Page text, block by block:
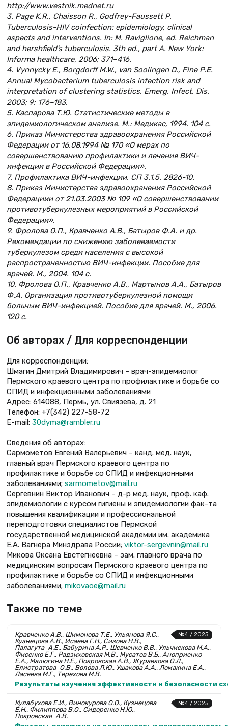
http://www.vestnik.mednet.ru
3. Page K.R., Chaisson R., Godfrey-Faussett P.
Tuberculosis-HIV coinfection: epidemiology, clinical
aspects and interventions. In: M. Raviglione, ed. Reichman
and hershfield’s tuberculosis. 3th ed., part A. New York:
Informa healthcare, 2006; 371–416.
4. Vynnycky E., Borgdorff M.W., van Soolingen D., Fine P.E.
Annual Mycobacterium tuberculosis infection risk and
interpretation of clustering statistics. Emerg. Infect. Dis.
2003; 9: 176–183.
5. Каспарова Т.Ю. Статистические методы в
эпидемиологическом анализе. М.: Медикас, 1994. 104 с.
6. Приказ Министерства здравоохранения Российской
Федерации от 16.08.1994 № 170 «О мерах по
совершенствованию профилактики и лечения ВИЧ-
инфекции в Российской Федерации».
7. Профилактика ВИЧ-инфекции. СП 3.1.5. 2826-10.
8. Приказ Министерства здравоохранения Российской
Федерациии от 21.03.2003 № 109 «О совершенствовании
противотуберкулезных мероприятий в Российской
Федерации».
9. Фролова О.П., Кравченко А.В., Батыров Ф.А. и др.
Рекомендации по снижению заболеваемости
туберкулезом среди населения с высокой
распространенностью ВИЧ-инфекции. Пособие для
врачей. М., 2004. 104 с.
10. Фролова О.П., Кравченко А.В., Мартынов А.А., Батыров
Ф.А. Организация противотуберкулезной помощи
больным ВИЧ-инфекцией. Пособие для врачей. М., 2006.
120 с.
Об авторах / Для корреспонденции
Для корреспонденции:
Шмагин Дмитрий Владимирович – врач-эпидемиолог
Пермского краевого центра по профилактике и борьбе со
СПИД и инфекционными заболеваниями
Адрес: 614088, Пермь, ул. Свиязева, д. 21
Телефон: +7(342) 227-58-72
E-mail: 30dyma@rambler.ru
Сведения об авторах:
Сармометов Евгений Валерьевич – канд. мед. наук,
главный врач Пермского краевого центра по
профилактике и борьбе со СПИД и инфекционными
заболеваниями; sarmometov@mail.ru
Сергевнин Виктор Иванович – д-р мед. наук, проф. каф.
эпидемиологии с курсом гигиены и эпидемиологии фак-та
повышения квалификации и профессиональной
переподготовки специалистов Пермской
государственной медицинской академии им. академика
Е.А. Вагнера Минздрава России; viktor-sergevnin@mail.ru
Микова Оксана Евстегнеевна – зам. главного врача по
медицинским вопросам Пермского краевого центра по
профилактике и борьбе со СПИД и инфекционными
заболеваниями; mikovaoe@mail.ru
Также по теме
№4 / 2025
Кравченко А.В., Шимонова Т.Е., Ульянова Я.С.,
Кузнецова А.В., Исаева Г.Н., Сизова Н.В.,
Палагута А.Е., Бабурина А.Р., Шевченко В.В., Ульчиекова М.А.,
Фисенко Е.Г., Радзиховская М.В., Мусатов В.Б., Аноприенко
Е.А., Малюгина Н.Е., Покровская А.В., Журавкова О.Л.,
Елистратова О.В., Волова Л.Ю., Ушакова А.А., Ломакина Е.А.,
Ласеева М.Г., Терехова М.В.
Результаты изучения эффективности и безопасности
№4 / 2025
Кулабухова Е.И., Винокурова О.О., Кузнецова
Е.Н., Филиппова В.О., Сидоренко Н.Ю.,
Покровская А.В.